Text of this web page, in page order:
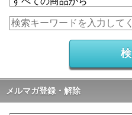
メルマガ登録・解除